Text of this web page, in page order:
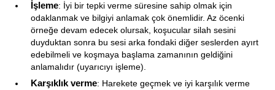
İşleme: İyi bir tepki verme süresine sahip olmak için
odaklanmak ve bilgiyi anlamak çok önemlidir. Az öcenki
örneğe devam edecek olursak, koşucular silah sesini
duyduktan sonra bu sesi arka fondaki diğer seslerden ayırt
edebilmeli ve koşmaya başlama zamanının geldiğini
anlamalıdır (uyarıcıyı işleme).
Karşıklık verme: Harekete geçmek ve iyi karşılık verme